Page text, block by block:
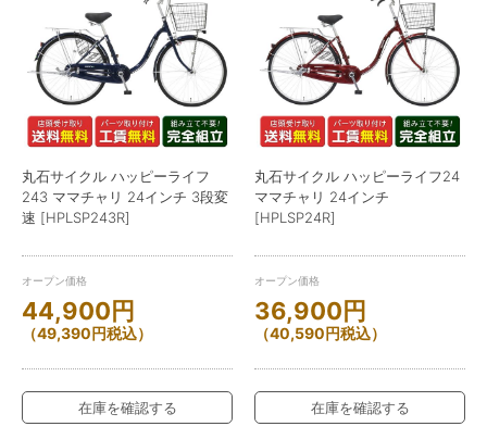
丸石サイクル ハッピーライフ
243 ママチャリ 24インチ 3段変
速 [HPLSP243R]
オープン価格
44,900円
（49,390円税込）
在庫を確認する
丸石サイクル ハッピーライフ24
ママチャリ 24インチ
[HPLSP24R]
オープン価格
36,900円
（40,590円税込）
在庫を確認する